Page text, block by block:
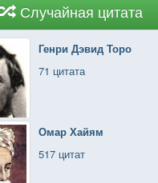
Случайная цитата
Генри Дэвид Торо
71 цитата
Омар Хайям
517 цитат